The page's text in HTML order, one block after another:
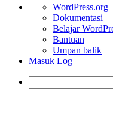
Tentang
WordPress
WordPress.org
Dokumentasi
Belajar
Bantuan
Umpan balik
Masuk Log